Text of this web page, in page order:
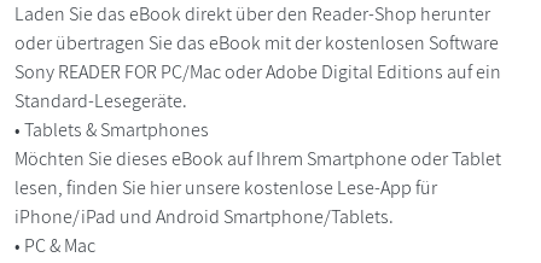
Laden Sie das eBook direkt über den Reader-Shop herunter
oder übertragen Sie das eBook mit der kostenlosen Software
Sony READER FOR PC/Mac oder Adobe Digital Editions auf ein
Standard-Lesegeräte.
• Tablets & Smartphones
Möchten Sie dieses eBook auf Ihrem Smartphone oder Tablet
lesen, finden Sie hier unsere kostenlose Lese-App für
iPhone/iPad und Android Smartphone/Tablets.
• PC & Mac